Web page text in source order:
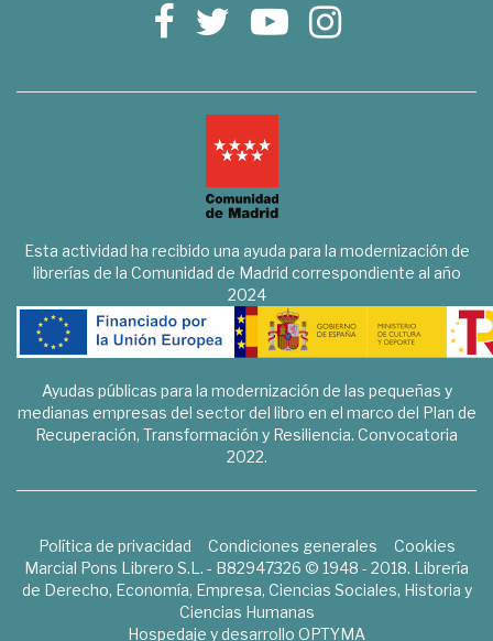
Esta actividad ha recibido una ayuda para la modernización de
librerías de la Comunidad de Madrid correspondiente al año
2024
Ayudas públicas para la modernización de las pequeñas y
medianas empresas del sector del libro en el marco del Plan de
Recuperación, Transformación y Resiliencia. Convocatoria
2022.
Política de privacidad Condiciones generales
Cookies
Marcial Pons Librero S.L. - B82947326 © 1948 - 2018. Librería
de Derecho, Economía, Empresa, Ciencias Sociales, Historia y
Ciencias Humanas
Hospedaje y desarrollo OPTYMA